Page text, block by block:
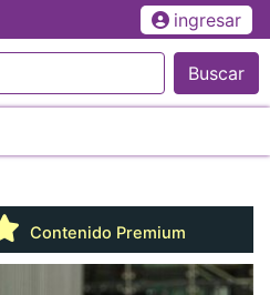
ingresar
Buscar
Contenido Premium